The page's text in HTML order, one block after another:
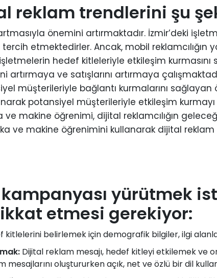
reklam trendlerini şu
önemini artırmaktadır. İzmir’deki
etmektedirler. Ancak, mobil reklamcılığın
hedef kitleleriyle etkileşim kurmasını
ve satışlarını artırmaya
müşterileriyle bağlantı kurmalarını
potansiyel müşterileriyle etkileşim
makine öğrenimi, dijital reklamcılığın
ve makine öğrenimini kullanarak dijital
yürütmek
etmesi gerekiyor:
belirlemek için demografik bilgiler, ilgi
Dijital reklam mesajı, hedef kitleyi etkilemek ve
oluştururken açık, net ve özlü bir dil